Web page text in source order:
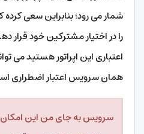
شمار می رود؛ بنابراین سعی
را در اختیار مشترکین خود
اعتباری این اپراتور هستید می
همان سرویس اعتبار اضطراری
سرویس به جای من این امکان